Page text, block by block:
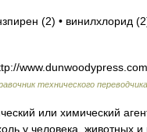
(2) • винилхлорид
технического переводчика
или химический
у человека, животных и